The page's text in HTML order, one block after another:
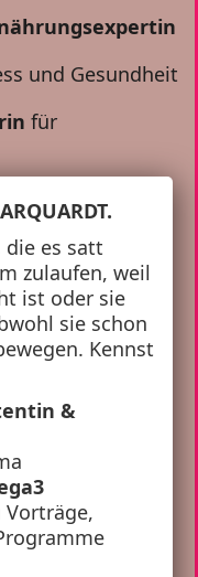
und Gesundheit
für
die es satt
zulaufen, weil
ist oder sie
sie schon
Kennst
&
Vorträge,